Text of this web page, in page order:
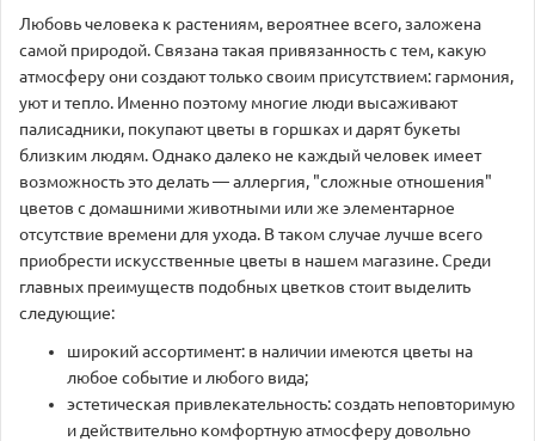
Любовь человека к растениям, вероятнее всего, заложена
самой природой. Связана такая привязанность с тем, какую
атмосферу они создают только своим присутствием: гармония,
уют и тепло. Именно поэтому многие люди высаживают
палисадники, покупают цветы в горшках и дарят букеты
близким людям. Однако далеко не каждый человек имеет
возможность это делать — аллергия, "сложные отношения"
цветов с домашними животными или же элементарное
отсутствие времени для ухода. В таком случае лучше всего
приобрести искусственные цветы в нашем магазине. Среди
главных преимуществ подобных цветков стоит выделить
следующие:
широкий ассортимент: в наличии имеются цветы на
любое событие и любого вида;
эстетическая привлекательность: создать неповторимую
и действительно комфортную атмосферу довольно